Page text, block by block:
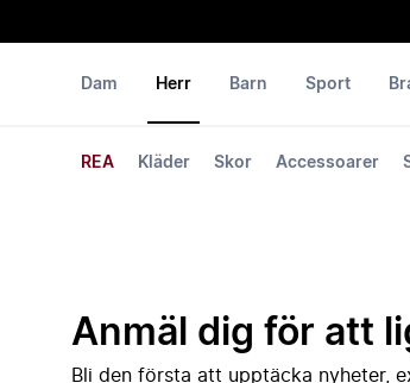
Dam Herr
REA Kläder Skor Accessoarer
Barn Sport
Anmäl dig för att
Bli den första att upptäcka nyheter,